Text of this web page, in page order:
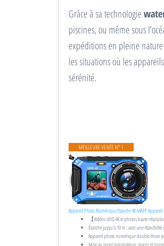
Grâce à sa technologie
piscines, ou même sous
expéditions en pleine
les situations où les
sérénité.
MEILLEURE VENTE N° 1
Appareil Photo Numérique Etanche 4K 64MP
【Vidéos UHD 4K et photos haute
Étanche jusqu'à 10 m : avec une étanchéité
Appareil photo numérique double écran
Mise au point automatique, macro et